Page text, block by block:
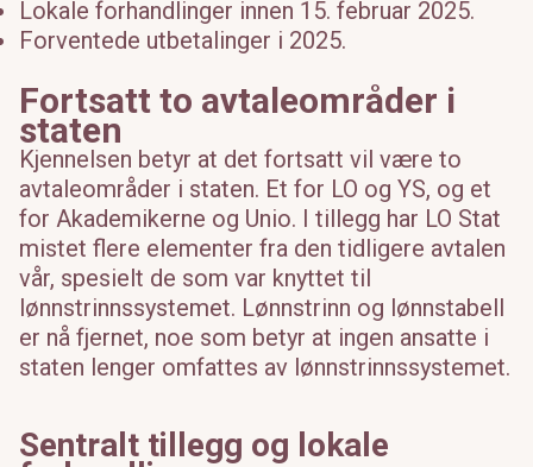
Lokale forhandlinger innen 15. februar 2025.
Forventede utbetalinger i 2025.
Fortsatt to avtaleområder i
staten
Kjennelsen betyr at det fortsatt vil være to
avtaleområder i staten. Et for LO og YS, og et
for Akademikerne og Unio. I tillegg har LO Stat
mistet flere elementer fra den tidligere avtalen
vår, spesielt de som var knyttet til
lønnstrinnssystemet. Lønnstrinn og lønnstabell
er nå fjernet, noe som betyr at ingen ansatte i
staten lenger omfattes av lønnstrinnssystemet.
Sentralt tillegg og lokale